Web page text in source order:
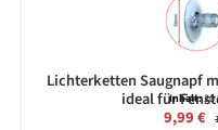
Lichterketten Saugnapf
ideal fürInhalt:20
9,99 €